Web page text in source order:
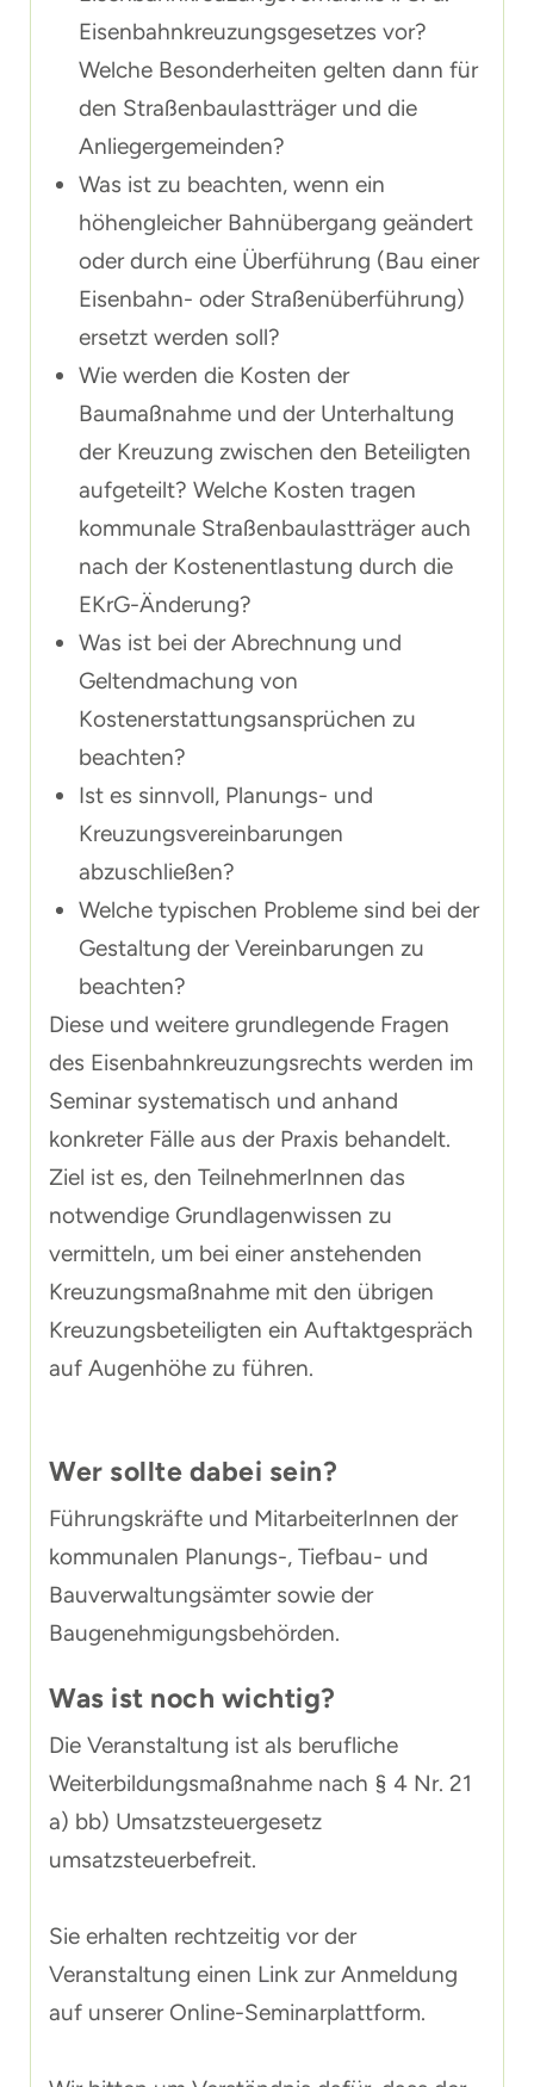
Eisenbahnkreuzungsgesetzes vor?
Welche Besonderheiten gelten dann für
den Straßenbaulastträger und die
Anliegergemeinden?
Was ist zu beachten, wenn ein
höhengleicher Bahnübergang geändert
oder durch eine Überführung (Bau einer
Eisenbahn- oder Straßenüberführung)
ersetzt werden soll?
Wie werden die Kosten der
Baumaßnahme und der Unterhaltung
der Kreuzung zwischen den Beteiligten
aufgeteilt? Welche Kosten tragen
kommunale Straßenbaulastträger auch
nach der Kostenentlastung durch die
EKrG-Änderung?
Was ist bei der Abrechnung und
Geltendmachung von
Kostenerstattungsansprüchen zu
beachten?
Ist es sinnvoll, Planungs- und
Kreuzungsvereinbarungen
abzuschließen?
Welche typischen Probleme sind bei der
Gestaltung der Vereinbarungen zu
beachten?
Diese und weitere grundlegende Fragen
des Eisenbahnkreuzungsrechts werden im
Seminar systematisch und anhand
konkreter Fälle aus der Praxis behandelt.
Ziel ist es, den TeilnehmerInnen das
notwendige Grundlagenwissen zu
vermitteln, um bei einer anstehenden
Kreuzungsmaßnahme mit den übrigen
Kreuzungsbeteiligten ein Auftaktgespräch
auf Augenhöhe zu führen.
Wer sollte dabei sein?
Führungskräfte und MitarbeiterInnen der
kommunalen Planungs-, Tiefbau- und
Bauverwaltungsämter sowie der
Baugenehmigungsbehörden.
Was ist noch wichtig?
Die Veranstaltung ist als berufliche
Weiterbildungsmaßnahme nach § 4 Nr. 21
a) bb) Umsatzsteuergesetz
umsatzsteuerbefreit.
Sie erhalten rechtzeitig vor der
Veranstaltung einen Link zur Anmeldung
auf unserer Online-Seminarplattform.